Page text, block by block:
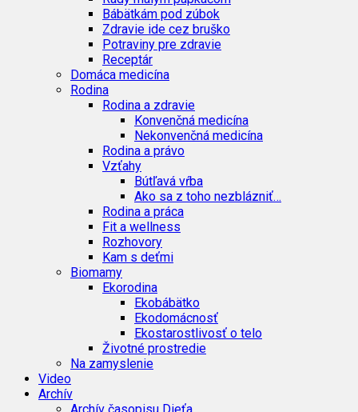
Bábätkám pod zúbok
Zdravie ide cez bruško
Potraviny pre zdravie
Receptár
Domáca medicína
Rodina
Rodina a zdravie
Konvenčná medicína
Nekonvenčná medicína
Rodina a právo
Vzťahy
Bútľavá vŕba
Ako sa z toho nezblázniť…
Rodina a práca
Fit a wellness
Rozhovory
Kam s deťmi
Biomamy
Ekorodina
Ekobábätko
Ekodomácnosť
Ekostarostlivosť o telo
Životné prostredie
Na zamyslenie
Video
Archív